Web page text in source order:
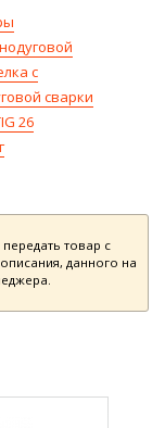
с
сварки
26
товар с
данного на